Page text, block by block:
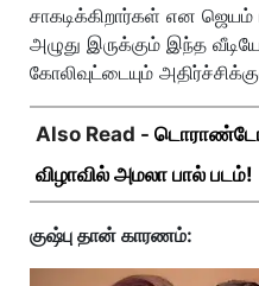
சாகடிக்கிறார்கள் என ஜெயம்
அழுது இருக்கும் இந்த
கோலிவுட்டையும்
Also Read - டொராண்டோ
விழாவில் அமலா பால் படம்!
குஷ்பு தான் காரணம்: